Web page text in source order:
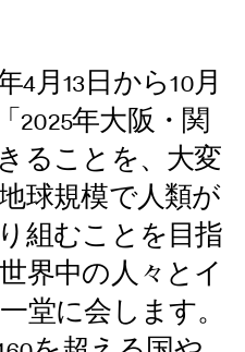
4月13日から10月
2025年大阪・関
ることを、大変
球規模で人類が
組むことを目指
界中の人々とイ
堂に会します。
実績